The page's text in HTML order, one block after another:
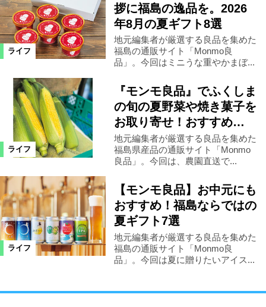
ライフ
拶に福島の逸品を。2026
年8月の夏ギフト8選
地元編集者が厳選する良品を集めた
福島の通販サイト「Monmo良
品」。今回はミニうな重やかまぼ...
ライフ
『モンモ良品』でふくしま
の旬の夏野菜や焼き菓子を
お取り寄せ！おすすめ…
地元編集者が厳選する良品を集めた
福島県産品の通販サイト「Monmo
良品」。今回は、農園直送で...
ライフ
【モンモ良品】お中元にも
おすすめ！福島ならではの
夏ギフト7選
地元編集者が厳選する良品を集めた
福島の通販サイト「Monmo良
品」。今回は夏に贈りたいアイス...